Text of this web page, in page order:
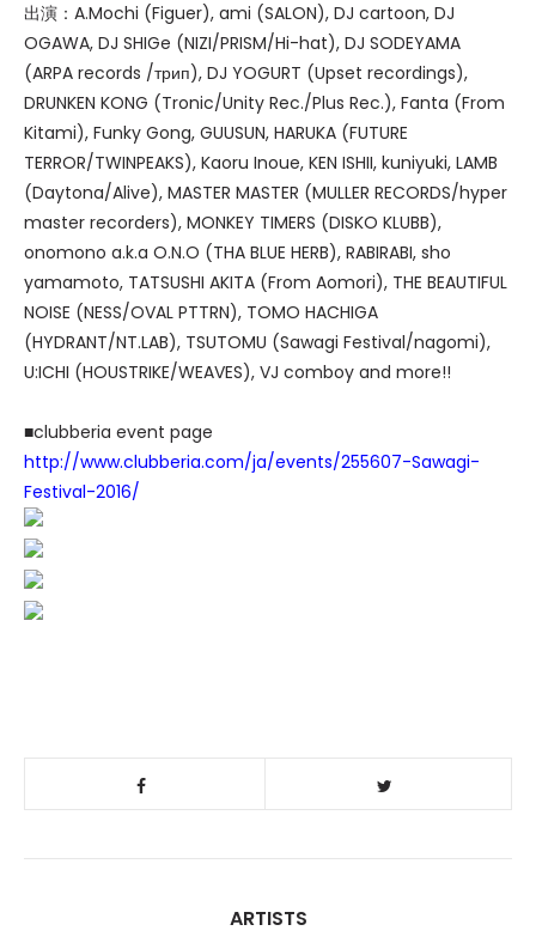
出演：A.Mochi (Figuer), ami (SALON), DJ cartoon, DJ
OGAWA, DJ SHIGe (NIZI/PRISM/Hi-hat), DJ SODEYAMA
(ARPA records /трип), DJ YOGURT (Upset recordings),
DRUNKEN KONG (Tronic/Unity Rec./Plus Rec.), Fanta (From
Kitami), Funky Gong, GUUSUN, HARUKA (FUTURE
TERROR/TWINPEAKS), Kaoru Inoue, KEN ISHII, kuniyuki, LAMB
(Daytona/Alive), MASTER MASTER (MULLER RECORDS/hyper
master recorders), MONKEY TIMERS (DISKO KLUBB),
onomono a.k.a O.N.O (THA BLUE HERB), RABIRABI, sho
yamamoto, TATSUSHI AKITA (From Aomori), THE BEAUTIFUL
NOISE (NESS/OVAL PTTRN), TOMO HACHIGA
(HYDRANT/NT.LAB), TSUTOMU (Sawagi Festival/nagomi),
U:ICHI (HOUSTRIKE/WEAVES), VJ comboy and more!!
■clubberia event page
http://www.clubberia.com/ja/events/255607-Sawagi-
Festival-2016/
ARTISTS